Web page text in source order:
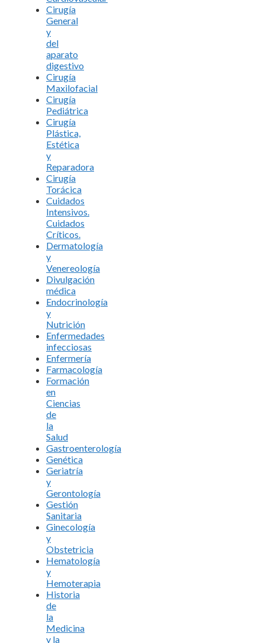
Cirugía
General
y
del
aparato
digestivo
Cirugía
Maxilofacial
Cirugía
Pediátrica
Cirugía
Plástica,
Estética
y
Reparadora
Cirugía
Torácica
Cuidados
Intensivos.
Cuidados
Críticos.
Dermatología
y
Venereología
Divulgación
médica
Endocrinología
y
Nutrición
Enfermedades
infecciosas
Enfermería
Farmacología
Formación
en
Ciencias
de
la
Salud
Gastroenterología
Genética
Geriatría
y
Gerontología
Gestión
Sanitaria
Ginecología
y
Obstetricia
Hematología
y
Hemoterapia
Historia
de
la
Medicina
y la